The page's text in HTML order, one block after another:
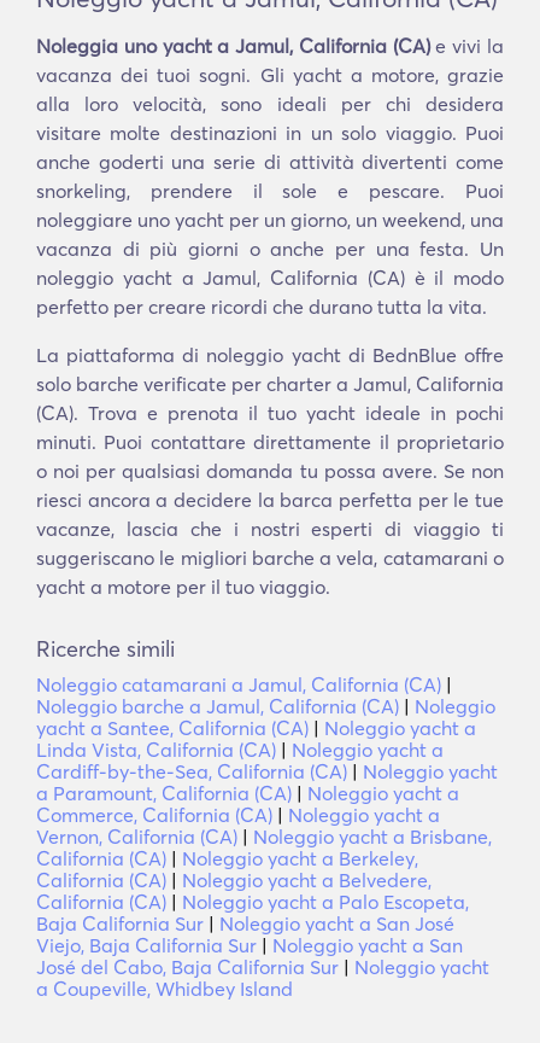
Noleggia uno yacht a Jamul, California (CA)e vivi la
vacanza dei tuoi sogni. Gli yacht a motore, grazie
alla loro velocità, sono ideali per chi desidera
visitare molte destinazioni in un solo viaggio. Puoi
anche goderti una serie di attività divertenti come
snorkeling, prendere il sole e pescare. Puoi
noleggiare uno yacht per un giorno, un weekend, una
vacanza di più giorni o anche per una festa. Un
noleggio yacht a Jamul, California (CA) è il modo
perfetto per creare ricordi che durano tutta la vita.
La piattaforma di noleggio yacht di BednBlue offre
solo barche verificate per charter a Jamul, California
(CA). Trova e prenota il tuo yacht ideale in pochi
minuti. Puoi contattare direttamente il proprietario
o noi per qualsiasi domanda tu possa avere. Se non
riesci ancora a decidere la barca perfetta per le tue
vacanze, lascia che i nostri esperti di viaggio ti
suggeriscano le migliori barche a vela, catamarani o
yacht a motore per il tuo viaggio.
Ricerche simili
Noleggio catamarani a Jamul, California (CA) |
Noleggio barche a Jamul, California (CA) | Noleggio
yacht a Santee, California (CA) | Noleggio yacht a
Linda Vista, California (CA) | Noleggio yacht a
Cardiff-by-the-Sea, California (CA) | Noleggio yacht
a Paramount, California (CA) | Noleggio yacht a
Commerce, California (CA) | Noleggio yacht a
Vernon, California (CA) | Noleggio yacht a Brisbane,
California (CA) | Noleggio yacht a Berkeley,
California (CA) | Noleggio yacht a Belvedere,
California (CA) | Noleggio yacht a Palo Escopeta,
Baja California Sur | Noleggio yacht a San José
Viejo, Baja California Sur | Noleggio yacht a San
José del Cabo, Baja California Sur | Noleggio yacht
a Coupeville, Whidbey Island